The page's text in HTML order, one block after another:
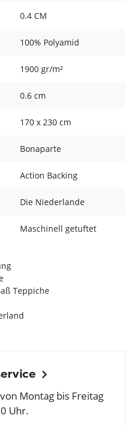
Teppiche
Montag bis Freitag
Uhr.
0.4 CM
100% Polyamid
1900 gr/m²
0.6 cm
170 x 230 cm
Bonaparte
Action Backing
Die Niederlande
Maschinell getuftet